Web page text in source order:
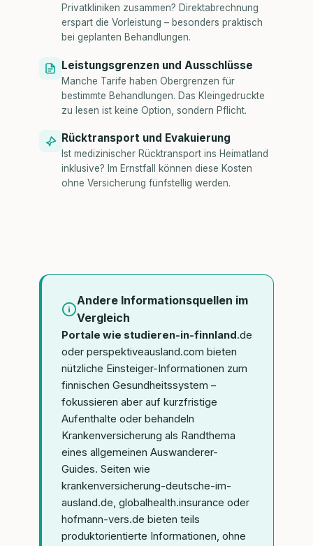
Privatkliniken zusammen? Direktabrechnung
erspart die Vorleistung – besonders praktisch
bei geplanten Behandlungen.
Leistungsgrenzen und Ausschlüsse
Manche Tarife haben Obergrenzen für
bestimmte Behandlungen. Das Kleingedruckte
zu lesen ist keine Option, sondern Pflicht.
Rücktransport und Evakuierung
Ist medizinischer Rücktransport ins Heimatland
inklusive? Im Ernstfall können diese Kosten
ohne Versicherung fünfstellig werden.
Andere Informationsquellen im
Vergleich
Portale wie studieren-in-finnland.de
oder perspektiveausland.com bieten
nützliche Einsteiger-Informationen zum
finnischen Gesundheitssystem –
fokussieren aber auf kurzfristige
Aufenthalte oder behandeln
Krankenversicherung als Randthema
eines allgemeinen Auswanderer-
Guides. Seiten wie
krankenversicherung-deutsche-im-
ausland.de, globalhealth.insurance oder
hofmann-vers.de bieten teils
produktorientierte Informationen, ohne